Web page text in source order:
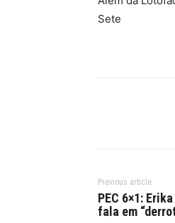
Sete
Previous article
PEC 6×1:
fala em